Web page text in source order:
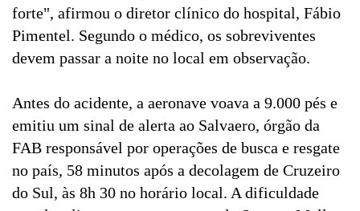
forte", afirmou o diretor clínico do hospital, Fábio
Pimentel. Segundo o médico, os sobreviventes
devem passar a noite no local em observação.
Antes do acidente, a aeronave voava a 9.000 pés e
emitiu um sinal de alerta ao Salvaero, órgão da
FAB responsável por operações de busca e resgate
no país, 58 minutos após a decolagem de Cruzeiro
do Sul, às 8h 30 no horário local. A dificuldade